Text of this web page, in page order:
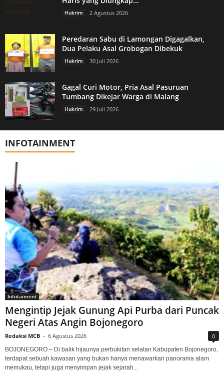
Hukrim 2 Agustus 2026
Peredaran Sabu di Lamongan Digagalkan,
Dua Pelaku Asal Grobogan Dibekuk
Hukrim 30 Juli 2026
Gagal Curi Motor, Pria Asal Pasuruan
Tumbang Dikejar Warga di Malang
Hukrim 29 Juli 2026
INFOTAINMENT
Infotaiment
Mengintip Jejak Gunung Api Purba dari Puncak
Negeri Atas Angin Bojonegoro
Redaksi MCB - 6 Agustus 2026 0
BOJONEGORO – Di balik hijaunya perbukitan selatan Kabupaten Bojonegoro,
terdapat sebuah kawasan yang bukan hanya menawarkan panorama alam
memukau, tetapi juga menyimpan jejak sejarah...